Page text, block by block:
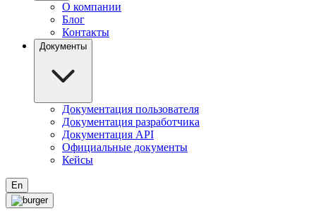
О компании
Блог
Контакты
Документы
Документация пользователя
Документация разработчика
Документация API
Официальные документы
Кейсы
En